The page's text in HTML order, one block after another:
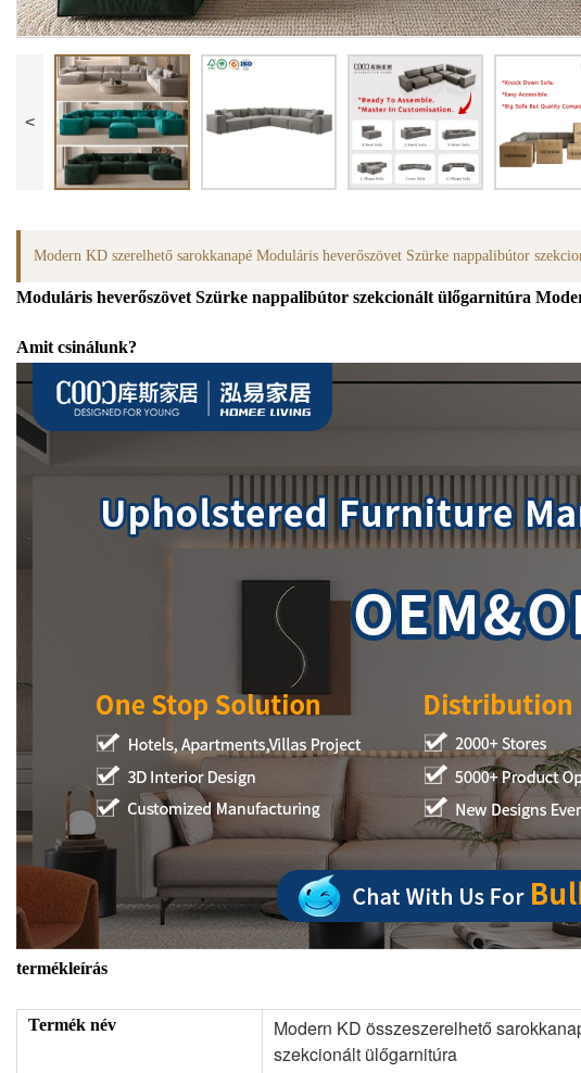
Modern minimalista keret nélküli szövethab szivacs bútor csont nélküli vákuum nappali szekcionált kanapé tömörített kanapé OEM gyári modern, 3 személyes, fehér kordbársony szekcionált, csont nélküli habszivacs nappali kanapé, vákuumzáras csomagolásban, sűrített kanapé
<
Modern KD szerelhető sarokkanapé Moduláris heverőszövet Szürke nappalibútor
Moduláris heverőszövet Szürke nappalibútor szekcionált ülőgarnitúra
Amit csinálunk?
termékleírás
Termék név
Modern KD összeszerelhető
szekcionált ülőgarnitúra